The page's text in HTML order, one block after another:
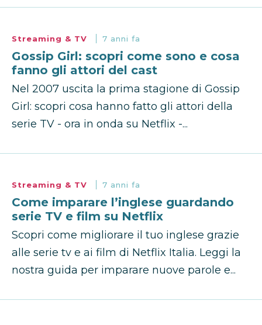
Streaming & TV 7 anni fa
Gossip Girl: scopri come sono e cosa
fanno gli attori del cast
Nel 2007 uscita la prima stagione di Gossip
Girl: scopri cosa hanno fatto gli attori della
serie TV - ora in onda su Netflix -...
Streaming & TV 7 anni fa
Come imparare l’inglese guardando
serie TV e film su Netflix
Scopri come migliorare il tuo inglese grazie
alle serie tv e ai film di Netflix Italia. Leggi la
nostra guida per imparare nuove parole e...